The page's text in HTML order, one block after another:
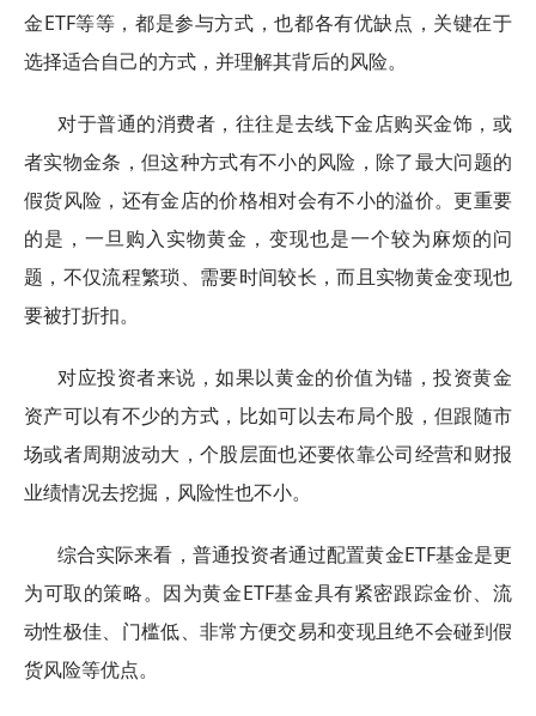
金ETF等等，都是参与方式，也都各有优缺点，关键在于
选择适合自己的方式，并理解其背后的风险。
对于普通的消费者，往往是去线下金店购买金饰，或
者实物金条，但这种方式有不小的风险，除了最大问题的
假货风险，还有金店的价格相对会有不小的溢价。更重要
的是，一旦购入实物黄金，变现也是一个较为麻烦的问
题，不仅流程繁琐、需要时间较长，而且实物黄金变现也
要被打折扣。
对应投资者来说，如果以黄金的价值为锚，投资黄金
资产可以有不少的方式，比如可以去布局个股，但跟随市
场或者周期波动大，个股层面也还要依靠公司经营和财报
业绩情况去挖掘，风险性也不小。
综合实际来看，普通投资者通过配置黄金ETF基金是更
为可取的策略。因为黄金ETF基金具有紧密跟踪金价、流
动性极佳、门槛低、非常方便交易和变现且绝不会碰到假
货风险等优点。